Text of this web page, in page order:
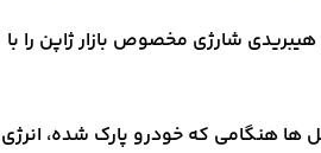
۲۰۱۶ پریوس هیبریدی شارژی مخصوص بازار ژاپن را با
ها هنگامی که خودرو پارک شده، انرژی